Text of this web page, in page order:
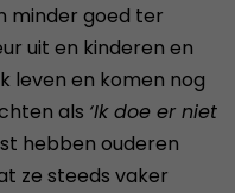
minder goed ter
uit en kinderen en
leven en komen nog
als ‘Ik doe er niet
hebben ouderen
ze steeds vaker